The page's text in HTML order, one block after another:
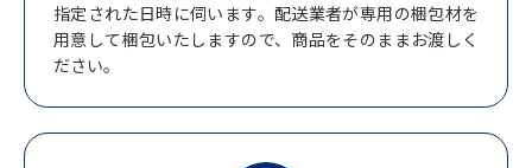
指定された日時に伺います。配送業者が専用の梱包材を
用意して梱包いたしますので、商品をそのままお渡しく
ださい。